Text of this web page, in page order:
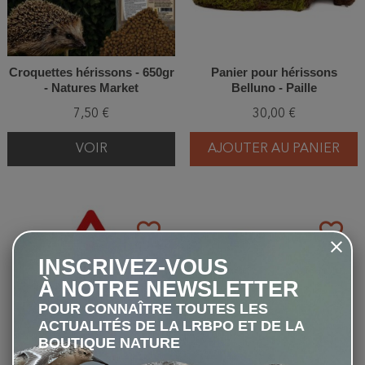
Croquettes hérissons - 650gr
- Natures Market
7,50 €
VOIR
Panier pour hérissons
Belluno - Paille
30,00 €
AJOUTER AU PANIER
favorite_border favorite_border
INSCRIVEZ-VOUS
À NOTRE NEWSLETTER
POUR CONNAÎTRE TOUTES LES
ACTUALITÉS DE LA LRBPO ET DE LA
BOUTIQUE NATURE